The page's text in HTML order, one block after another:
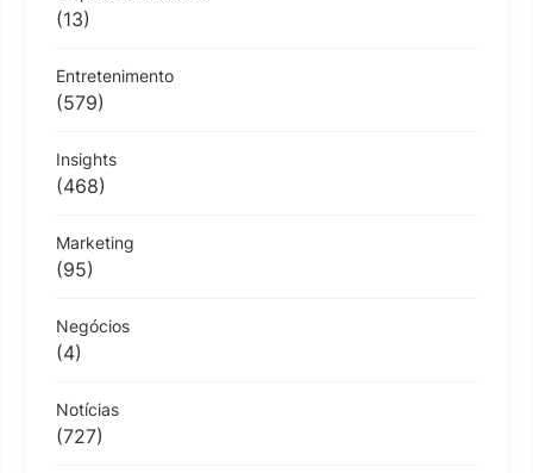
(13)
Entretenimento
(579)
Insights
(468)
Marketing
(95)
Negócios
(4)
Notícias
(727)